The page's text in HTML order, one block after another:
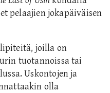
pelaajien jokapäiväisen
joilla on
tuotannoissa tai
Uskontojen ja
olla